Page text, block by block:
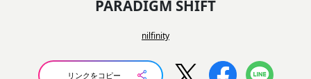
PARADIGM SHIFT
nilfinity
リンクをコピー